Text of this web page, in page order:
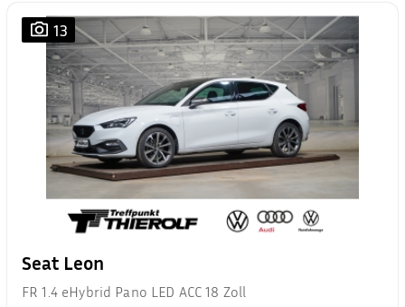
13
Seat Leon
FR 1.4 eHybrid Pano LED ACC 18 Zoll